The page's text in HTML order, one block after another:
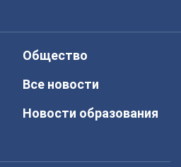
Общество
Все новости
Новости образования